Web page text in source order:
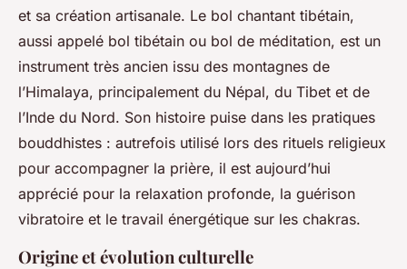
et sa création artisanale. Le bol chantant tibétain,
aussi appelé bol tibétain ou bol de méditation, est un
instrument très ancien issu des montagnes de
l’Himalaya, principalement du Népal, du Tibet et de
l’Inde du Nord. Son histoire puise dans les pratiques
bouddhistes : autrefois utilisé lors des rituels religieux
pour accompagner la prière, il est aujourd’hui
apprécié pour la relaxation profonde, la guérison
vibratoire et le travail énergétique sur les chakras.
Origine et évolution culturelle